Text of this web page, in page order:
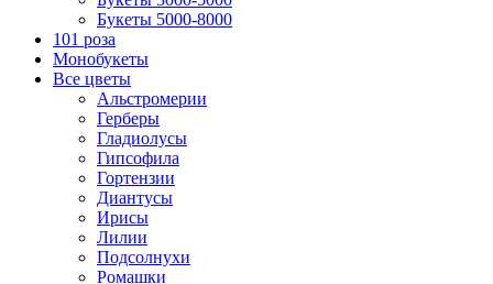
Букеты 5000-8000
101 роза
Монобукеты
Все цветы
Альстромерии
Герберы
Гладиолусы
Гипсофила
Гортензии
Диантусы
Ирисы
Лилии
Подсолнухи
Ромашки